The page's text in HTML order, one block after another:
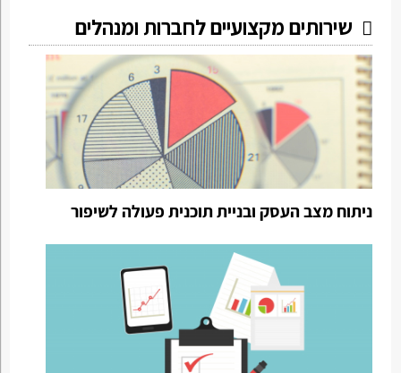
שירותים מקצועיים לחברות ומנהלים
ניתוח מצב העסק ובניית תוכנית פעולה לשיפור